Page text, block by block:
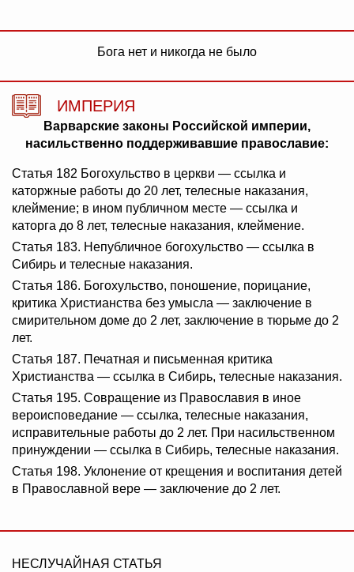
Бога нет и никогда не было
ИМПЕРИЯ
Варварские законы Российской империи,
насильственно поддерживавшие православие:
Статья 182 Богохульство в церкви — ссылка и
каторжные работы до 20 лет, телесные наказания,
клеймение; в ином публичном месте — ссылка и
каторга до 8 лет, телесные наказания, клеймение.
Статья 183. Непубличное богохульство — ссылка в
Сибирь и телесные наказания.
Статья 186. Богохульство, поношение, порицание,
критика Христианства без умысла — заключение в
смирительном доме до 2 лет, заключение в тюрьме до 2
лет.
Статья 187. Печатная и письменная критика
Христианства — ссылка в Сибирь, телесные наказания.
Статья 195. Совращение из Православия в иное
вероисповедание — ссылка, телесные наказания,
исправительные работы до 2 лет. При насильственном
принуждении — ссылка в Сибирь, телесные наказания.
Статья 198. Уклонение от крещения и воспитания детей
в Православной вере — заключение до 2 лет.
НЕСЛУЧАЙНАЯ СТАТЬЯ